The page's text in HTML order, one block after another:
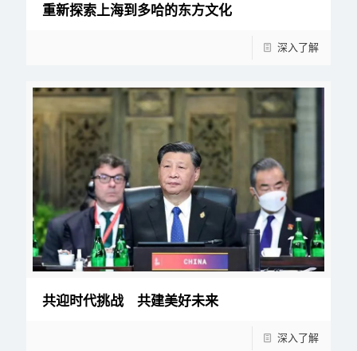
重新探索上海到多哈的东方文化
深入了解
共迎时代挑战 共建美好未来
深入了解